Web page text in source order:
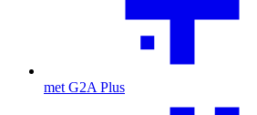
met G2A Plus